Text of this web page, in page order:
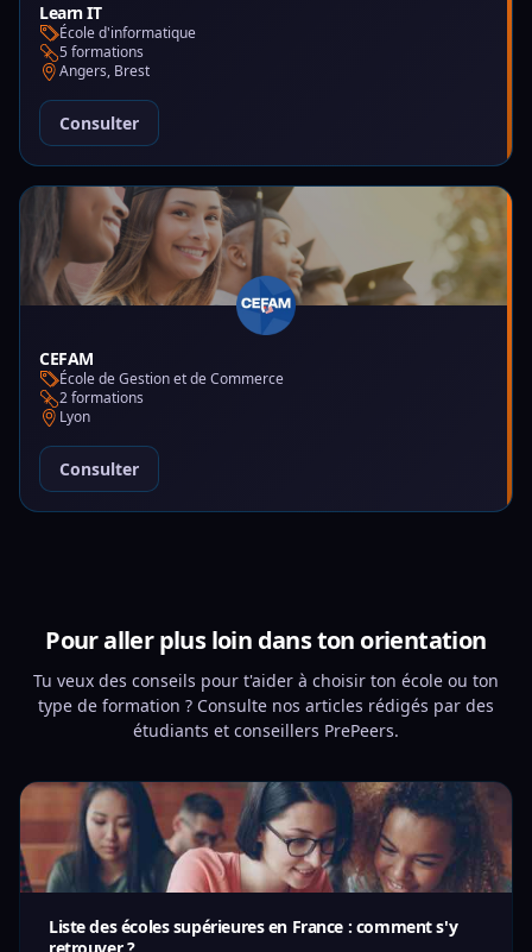
Learn IT
École d'informatique
5 formations
Angers, Brest
Consulter
CEFAM
École de Gestion et de Commerce
2 formations
Lyon
Consulter
Pour aller plus loin dans ton orientation
Tu veux des conseils pour t'aider à choisir ton école ou ton
type de formation ? Consulte nos articles rédigés par des
étudiants et conseillers PrePeers.
Liste des écoles supérieures en France : comment s'y